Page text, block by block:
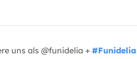
uns als @funidelia + #Funidelia